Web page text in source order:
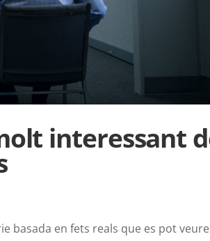
interessant
basada en fets reals que es pot